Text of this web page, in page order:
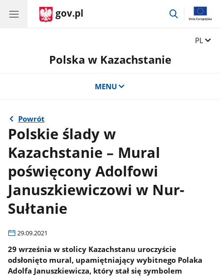
gov.pl
przejdź
Zmień
PL
Polska w Kazachstanie
MENU
Powrót
Polskie ślady w
Kazachstanie – Mural
poświęcony Adolfowi
Januszkiewiczowi w Nur-
Sułtanie
29.09.2021
29 września w stolicy Kazachstanu uroczyście
odsłonięto mural, upamiętniający wybitnego Polaka
Adolfa Januszkiewicza, który stał się symbolem